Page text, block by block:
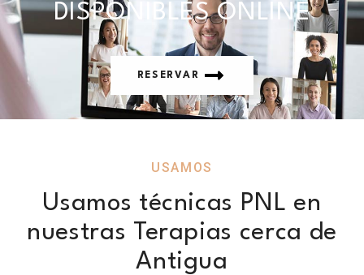
DISPONIBLES ONLINE
RESERVAR
USAMOS
Usamos técnicas PNL en
nuestras Terapias cerca de
Antigua